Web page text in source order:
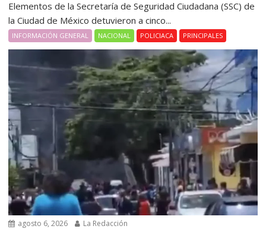
Elementos de la Secretaría de Seguridad Ciudadana (SSC) de
la Ciudad de México detuvieron a cinco...
INFORMACIÓN GENERAL NACIONAL POLICIACA PRINCIPALES
agosto 6, 2026 La Redacción